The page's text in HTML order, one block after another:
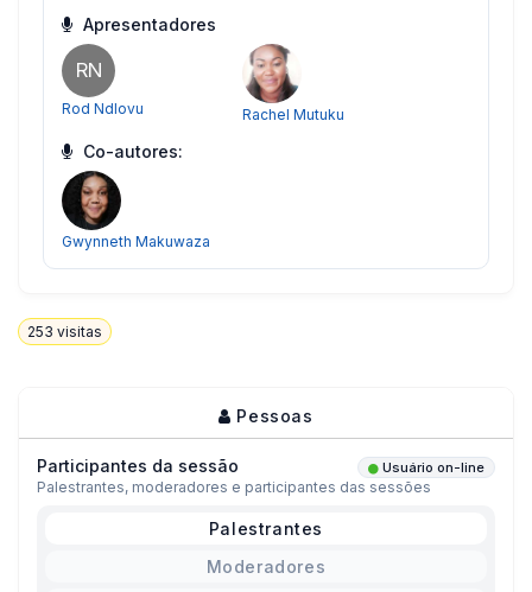
Apresentadores
RN
Rod Ndlovu Rachel Mutuku
Co-autores:
Gwynneth Makuwaza
253 visitas
Pessoas
Participantes da sessão Usuário on-line
Palestrantes, moderadores e participantes das sessões
Palestrantes
Moderadores